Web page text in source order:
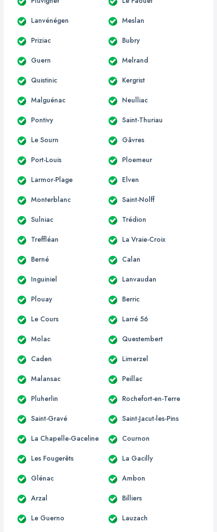
Lanvénégen Meslan
Priziac Bubry
Guern Melrand
Quistinic Kergrist
Malguénac Neulliac
Pontivy Saint-Thuriau
Le Sourn Gâvres
Port-Louis Ploemeur
Larmor-Plage Elven
Monterblanc Saint-Nolff
Sulniac Trédion
Treffléan La Vraie-Croix
Berné Calan
Inguiniel Lanvaudan
Plouay Berric
Le Cours Larré 56
Molac Questembert
Caden Limerzel
Malansac Peillac
Pluherlin Rochefort-en-Terre
Saint-Gravé Saint-Jacut-les-Pins
La Chapelle-Gaceline Cournon
Les Fougerêts La Gacilly
Glénac Ambon
Arzal Billiers
Le Guerno Lauzach